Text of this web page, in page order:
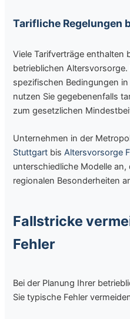
Tarifliche Regelungen
Viele Tarifverträge enthalten
betrieblichen
spezifischen Bedingungen
nutzen Sie gegebenenfalls
zum gesetzlichen
Unternehmen in der
Stuttgart bisAltersvorsorge
unterschiedliche Modelle an,
regionalen Besonderheiten
Fallstricke
Fehler
Bei der Planung Ihrer
Sie typische Fehler